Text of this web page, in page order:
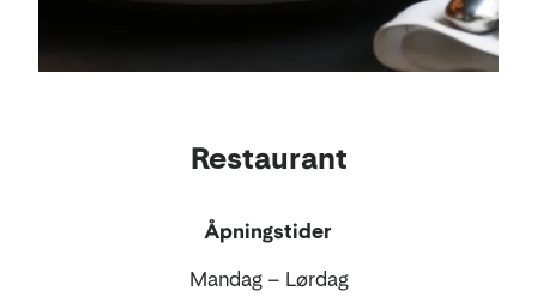
Restaurant
Åpningstider
Mandag – Lørdag